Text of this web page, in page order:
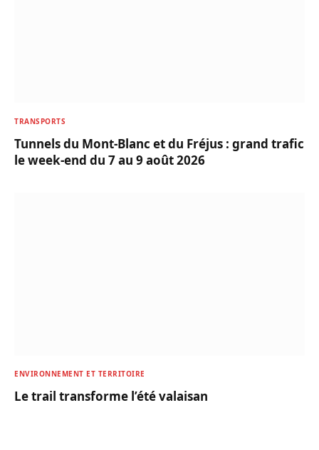
TRANSPORTS
Tunnels du Mont-Blanc et du Fréjus : grand trafic
le week-end du 7 au 9 août 2026
ENVIRONNEMENT ET TERRITOIRE
Le trail transforme l’été valaisan